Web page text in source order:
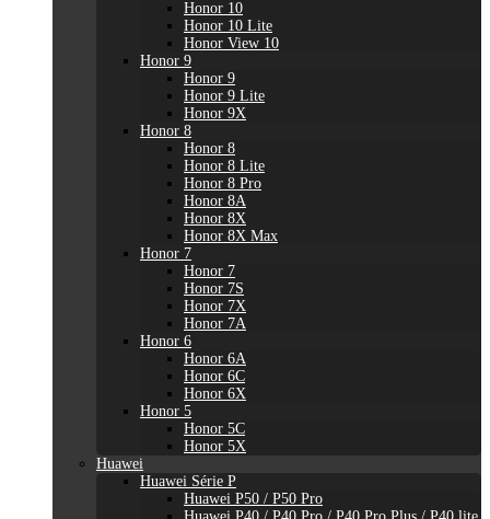
Honor 10
Honor 10 Lite
Honor View 10
Honor 9
Honor 9
Honor 9 Lite
Honor 9X
Honor 8
Honor 8
Honor 8 Lite
Honor 8 Pro
Honor 8A
Honor 8X
Honor 8X Max
Honor 7
Honor 7
Honor 7S
Honor 7X
Honor 7A
Honor 6
Honor 6A
Honor 6C
Honor 6X
Honor 5
Honor 5C
Honor 5X
Huawei
Huawei Série P
Huawei P50 / P50 Pro